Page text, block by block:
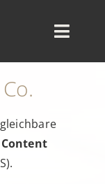
Content